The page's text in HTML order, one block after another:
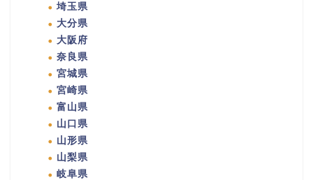
埼玉県
大分県
大阪府
奈良県
宮城県
宮崎県
富山県
山口県
山形県
山梨県
岐阜県